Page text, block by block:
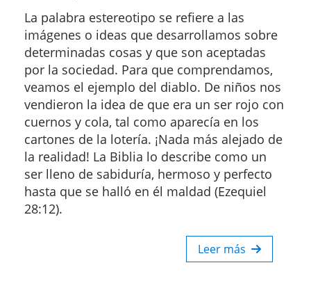
La palabra estereotipo se refiere a las
imágenes o ideas que desarrollamos sobre
determinadas cosas y que son aceptadas
por la sociedad. Para que comprendamos,
veamos el ejemplo del diablo. De niños nos
vendieron la idea de que era un ser rojo con
cuernos y cola, tal como aparecía en los
cartones de la lotería. ¡Nada más alejado de
la realidad! La Biblia lo describe como un
ser lleno de sabiduría, hermoso y perfecto
hasta que se halló en él maldad (Ezequiel
28:12).
Leer más